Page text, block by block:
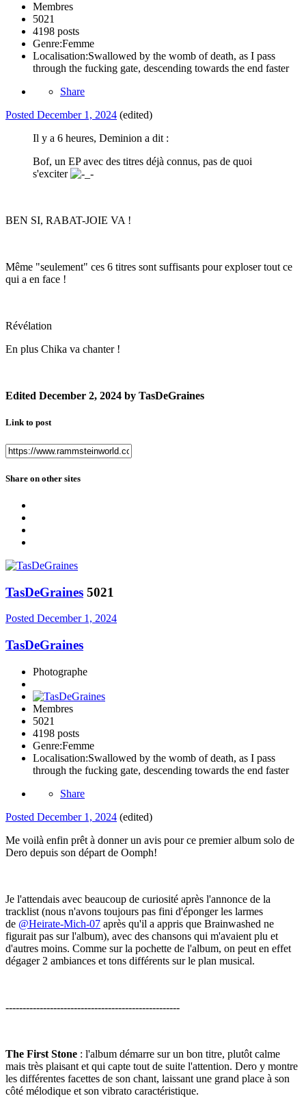
Membres
5021
4198 posts
Genre:Femme
Localisation:Swallowed by the womb of death, as I pass
through the fucking gate, descending towards the end faster
Share
Posted December 1, 2024 (edited)
Il y a 6 heures, Deminion a dit :
Bof, un EP avec des titres déjà connus, pas de quoi
s'exciter
BEN SI, RABAT-JOIE VA !
Même "seulement" ces 6 titres sont suffisants pour exploser tout ce
qui a en face !
Révélation
En plus Chika va chanter !
Edited December 2, 2024 by TasDeGraines
Link to post
Share on other sites
TasDeGraines 5021
Posted December 1, 2024
TasDeGraines
Photographe
Membres
5021
4198 posts
Genre:Femme
Localisation:Swallowed by the womb of death, as I pass
through the fucking gate, descending towards the end faster
Share
Posted December 1, 2024 (edited)
Me voilà enfin prêt à donner un avis pour ce premier album solo de
Dero depuis son départ de Oomph!
Je l'attendais avec beaucoup de curiosité après l'annonce de la
tracklist (nous n'avons toujours pas fini d'éponger les larmes
de @Heirate-Mich-07 après qu'il a appris que Brainwashed ne
figurait pas sur l'album), avec des chansons qui m'avaient plu et
d'autres moins. Comme sur la pochette de l'album, on peut en effet
dégager 2 ambiances et tons différents sur le plan musical.
---------------------------------------------------
The First Stone : l'album démarre sur un bon titre, plutôt calme
mais très plaisant et qui capte tout de suite l'attention. Dero y montre
les différentes facettes de son chant, laissant une grand place à son
côté mélodique et son vibrato caractéristique.